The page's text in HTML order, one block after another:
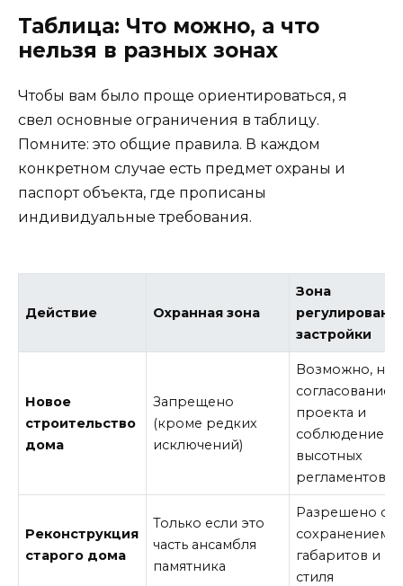
Таблица: Что можно, а что
нельзя в разных зонах
Чтобы вам было проще ориентироваться, я
свел основные ограничения в таблицу.
Помните: это общие правила. В каждом
конкретном случае есть предмет охраны и
паспорт объекта, где прописаны
индивидуальные требования.
Действие Охранная зона
Зона
застройки
Новое
строительство
дома
Запрещено
(кроме редких
исключений)
Возможно, но
согласованием
проекта и
соблюдением
высотных
регламентов
Реконструкция
старого дома
Только если это
часть ансамбля
памятника
Разрешено с
сохранением
габаритов и
стиля